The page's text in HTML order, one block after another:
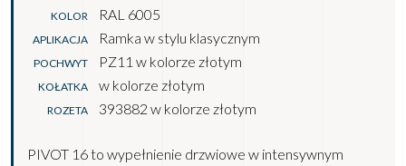
KOLOR RAL 6005
APLIKACJA Ramka w stylu klasycznym
POCHWYT PZ11 w kolorze złotym
KOŁATKA w kolorze złotym
ROZETA 393882 w kolorze złotym
PIVOT 16 to wypełnienie drzwiowe w intensywnym